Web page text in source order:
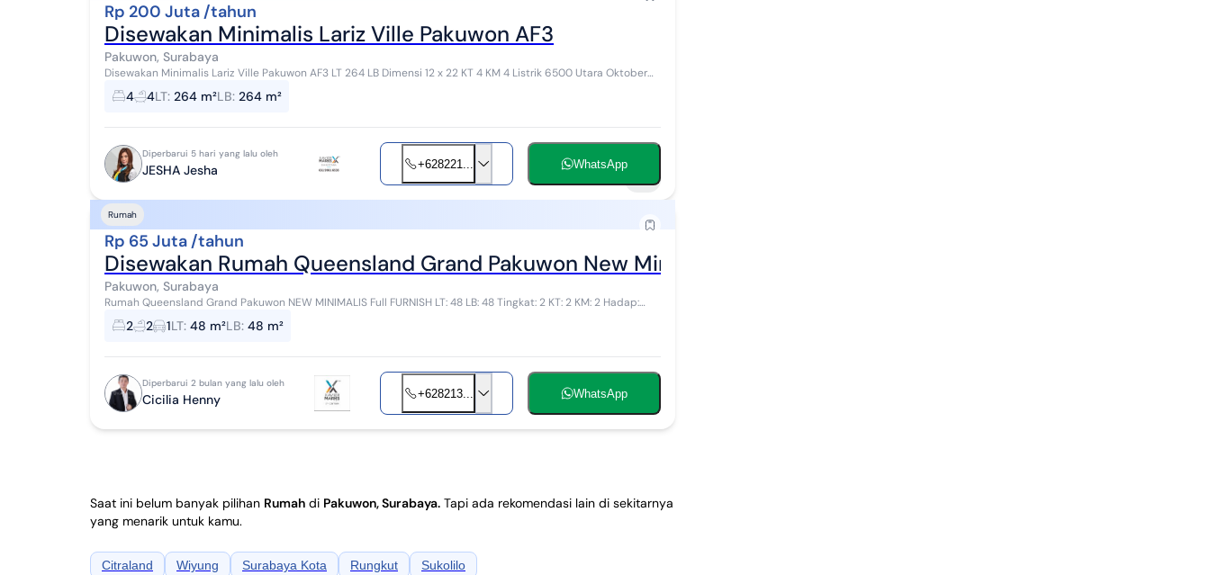
Rp 200 Juta /tahun
Disewakan Minimalis Lariz Ville Pakuwon AF3
Pakuwon, Surabaya
Disewakan Minimalis Lariz Ville Pakuwon AF3 LT 264 LB Dimensi 12 x 22 KT 4 KM 4 Listrik 6500 Utara Oktober
siap huni Harga sewa : Rp200jt/th ne...
4 4LT: 264 m²LB: 264 m²
Diperbarui 5 hari yang lalu oleh
JESHA Jesha +628221... WhatsApp
Rumah
Rp 65 Juta /tahun
Disewakan Rumah Queensland Grand Pakuwon New Minimalis
Pakuwon, Surabaya
Rumah Queensland Grand Pakuwon NEW MINIMALIS Full FURNISH LT: 48 LB: 48 Tingkat: 2 KT: 2 KM: 2 Hadap:
utara Harga: 65juta / th Min 2 th no co-bro...
2 2 1LT: 48 m²LB: 48 m²
Diperbarui 2 bulan yang lalu oleh
Cicilia Henny +628213... WhatsApp
Saat ini belum banyak pilihan Rumah di Pakuwon, Surabaya. Tapi ada rekomendasi lain di sekitarnya
yang menarik untuk kamu.
Citraland Wiyung Surabaya Kota Rungkut Sukolilo